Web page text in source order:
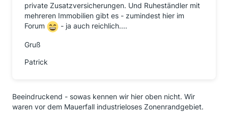
private Zusatzversicherungen. Und Ruheständler mit
mehreren Immobilien gibt es - zumindest hier im
Forum
- ja auch reichlich....
Gruß
Patrick
Beeindruckend - sowas kennen wir hier oben nicht. Wir
waren vor dem Mauerfall industrieloses Zonenrandgebiet.